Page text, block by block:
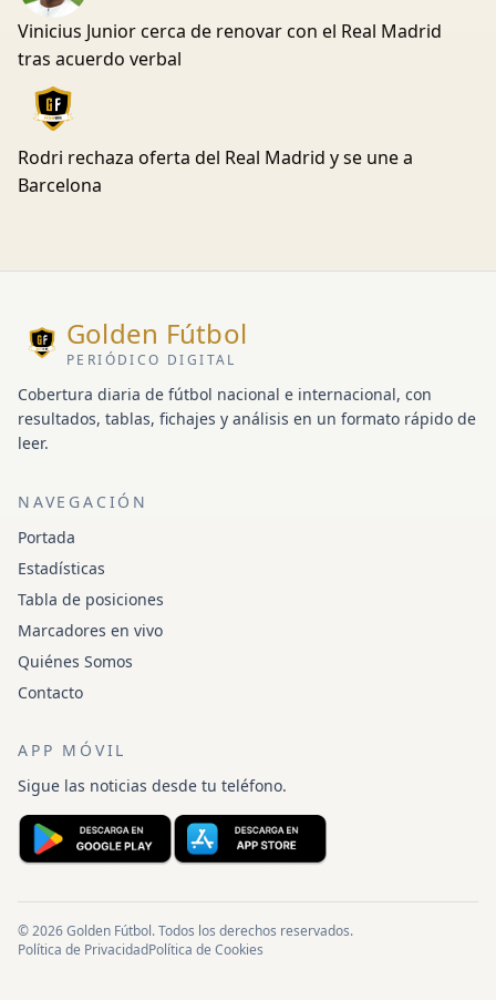
Vinicius Junior cerca de renovar con el Real Madrid
tras acuerdo verbal
Rodri rechaza oferta del Real Madrid y se une a
Barcelona
Golden Fútbol
PERIÓDICO DIGITAL
Cobertura diaria de fútbol nacional e internacional, con
resultados, tablas, fichajes y análisis en un formato rápido de
leer.
NAVEGACIÓN
Portada
Estadísticas
Tabla de posiciones
Marcadores en vivo
Quiénes Somos
Contacto
APP MÓVIL
Sigue las noticias desde tu teléfono.
© 2026 Golden Fútbol. Todos los derechos reservados.
Política de PrivacidadPolítica de Cookies